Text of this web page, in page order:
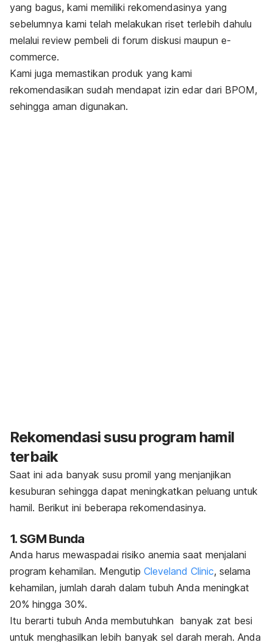
yang bagus, kami memiliki rekomendasinya yang
sebelumnya kami telah melakukan riset terlebih dahulu
melalui review pembeli di forum diskusi maupun e-
commerce.
Kami juga memastikan produk yang kami
rekomendasikan sudah mendapat izin edar dari BPOM,
sehingga aman digunakan.
Rekomendasi susu program hamil
terbaik
Saat ini ada banyak susu promil yang menjanjikan
kesuburan sehingga dapat meningkatkan peluang untuk
hamil. Berikut ini beberapa rekomendasinya.
1. SGM Bunda
Anda harus mewaspadai risiko anemia saat menjalani
program kehamilan. Mengutip Cleveland Clinic, selama
kehamilan, jumlah darah dalam tubuh Anda meningkat
20% hingga 30%.
Itu berarti tubuh Anda membutuhkan banyak zat besi
untuk menghasilkan lebih banyak sel darah merah. Anda